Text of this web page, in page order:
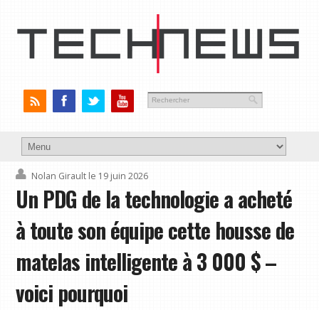
Nolan Girault le 19 juin 2026
Un PDG de la technologie a acheté
à toute son équipe cette housse de
matelas intelligente à 3 000 $ –
voici pourquoi